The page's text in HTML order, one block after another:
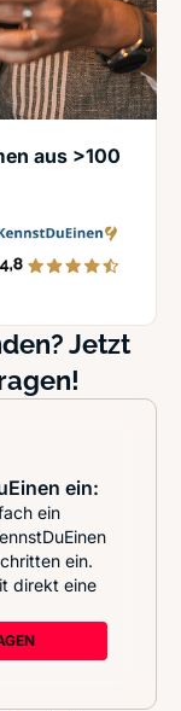
aus >100
Jetzt
ein:
ein
ein.
direkt eine